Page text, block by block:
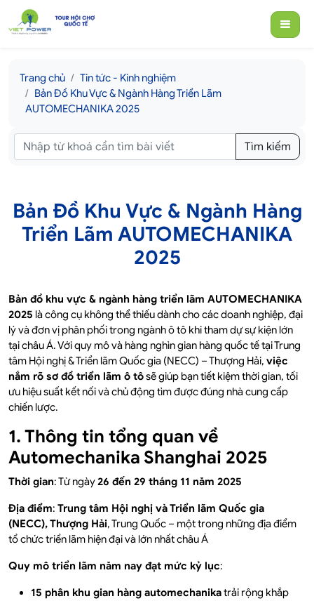
Trang chủ
Tin tức - Kinh nghiệm
Bản Đồ Khu Vực & Ngành Hàng Triển Lãm
AUTOMECHANIKA 2025
Tìm kiếm
Bản Đồ Khu Vực & Ngành Hàng
Triển Lãm AUTOMECHANIKA
2025
Bản đồ khu vực & ngành hàng triển lãm AUTOMECHANIKA
2025 là công cụ không thể thiếu dành cho các doanh nghiệp, đại
lý và đơn vị phân phối trong ngành ô tô khi tham dự sự kiện lớn
tại châu Á. Với quy mô và hàng nghìn gian hàng quốc tế tại Trung
tâm Hội nghị & Triển lãm Quốc gia (NECC) – Thượng Hải, việc
nắm rõ sơ đồ triển lãm ô tôsẽ giúp bạn tiết kiệm thời gian, tối
ưu hiệu suất kết nối và chủ động tìm được đúng nhà cung cấp
chiến lược.
1. Thông tin tổng quan về
Automechanika Shanghai 2025
Thời gian: Từ ngày26 đến 29 tháng 11 năm 2025
Địa điểm: Trung tâm Hội nghị và Triển lãm Quốc gia
(NECC), Thượng Hải, Trung Quốc – một trong những địa điểm
tổ chức triển lãm hiện đại và lớn nhất châu Á
Quy mô triển lãm năm nay đạt mức kỷ lục:
15 phân khu gian hàng automechanikatrải rộng khắp